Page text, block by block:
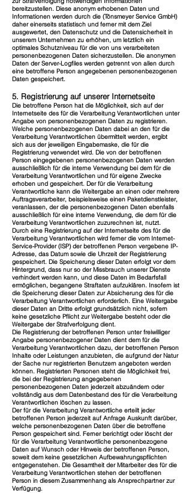
bereitzustellen. Diese anonym erhobenen Daten und
Informationen werden durch die (Tönsmeyer Service GmbH)
daher einerseits statistisch und ferner mit dem Ziel
ausgewertet, den Datenschutz und die Datensicherheit in
unserem Unternehmen zu erhöhen, um letztlich ein
optimales Schutzniveau für die von uns verarbeiteten
personenbezogenen Daten sicherzustellen. Die anonymen
Daten der Server-Logfiles werden getrennt von allen durch
eine betroffene Person angegebenen personenbezogenen
Daten gespeichert.
5. Registrierung auf unserer Internetseite
Die betroffene Person hat die Möglichkeit, sich auf der
Internetseite des für die Verarbeitung Verantwortlichen unter
Angabe von personenbezogenen Daten zu registrieren.
Welche personenbezogenen Daten dabei an den für die
Verarbeitung Verantwortlichen übermittelt werden, ergibt
sich aus der jeweiligen Eingabemaske, die für die
Registrierung verwendet wird. Die von der betroffenen
Person eingegebenen personenbezogenen Daten werden
ausschließlich für die interne Verwendung bei dem für die
Verarbeitung Verantwortlichen und für eigene Zwecke
erhoben und gespeichert. Der für die Verarbeitung
Verantwortliche kann die Weitergabe an einen oder mehrere
Auftragsverarbeiter, beispielsweise einen Paketdienstleister,
veranlassen, der die personenbezogenen Daten ebenfalls
ausschließlich für eine interne Verwendung, die dem für die
Verarbeitung Verantwortlichen zuzurechnen ist, nutzt.
Durch eine Registrierung auf der Internetseite des für die
Verarbeitung Verantwortlichen wird ferner die vom Internet-
Service-Provider (ISP) der betroffenen Person vergebene IP-
Adresse, das Datum sowie die Uhrzeit der Registrierung
gespeichert. Die Speicherung dieser Daten erfolgt vor dem
Hintergrund, dass nur so der Missbrauch unserer Dienste
verhindert werden kann, und diese Daten im Bedarfsfall
ermöglichen, begangene Straftaten aufzuklären. Insofern ist
die Speicherung dieser Daten zur Absicherung des für die
Verarbeitung Verantwortlichen erforderlich. Eine Weitergabe
dieser Daten an Dritte erfolgt grundsätzlich nicht, sofern
keine gesetzliche Pflicht zur Weitergabe besteht oder die
Weitergabe der Strafverfolgung dient.
Die Registrierung der betroffenen Person unter freiwilliger
Angabe personenbezogener Daten dient dem für die
Verarbeitung Verantwortlichen dazu, der betroffenen Person
Inhalte oder Leistungen anzubieten, die aufgrund der Natur
der Sache nur registrierten Benutzern angeboten werden
können. Registrierten Personen steht die Möglichkeit frei,
die bei der Registrierung angegebenen
personenbezogenen Daten jederzeit abzuändern oder
vollständig aus dem Datenbestand des für die Verarbeitung
Verantwortlichen löschen zu lassen.
Der für die Verarbeitung Verantwortliche erteilt jeder
betroffenen Person jederzeit auf Anfrage Auskunft darüber,
welche personenbezogenen Daten über die betroffene
Person gespeichert sind. Ferner berichtigt oder löscht der
für die Verarbeitung Verantwortliche personenbezogene
Daten auf Wunsch oder Hinweis der betroffenen Person,
soweit dem keine gesetzlichen Aufbewahrungspflichten
entgegenstehen. Die Gesamtheit der Mitarbeiter des für die
Verarbeitung Verantwortlichen stehen der betroffenen
Person in diesem Zusammenhang als Ansprechpartner zur
Verfügung.